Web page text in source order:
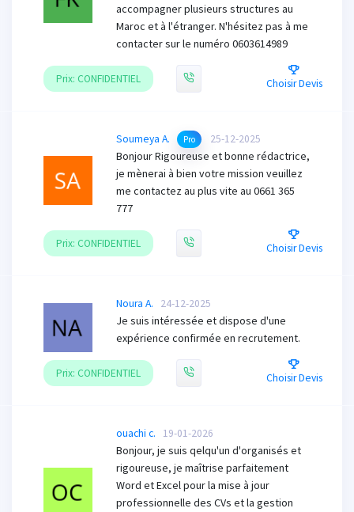
accompagner plusieurs structures au
Maroc et à l'étranger. N'hésitez pas à me
contacter sur le numéro 0603614989
Prix: CONFIDENTIEL Choisir Devis
Soumeya A. Pro 25-12-2025
Bonjour Rigoureuse et bonne rédactrice,
je mènerai à bien votre mission veuillez
me contactez au plus vite au 0661 365
777
Prix: CONFIDENTIEL Choisir Devis
Noura A. 24-12-2025
Je suis intéressée et dispose d'une
expérience confirmée en recrutement.
Prix: CONFIDENTIEL Choisir Devis
ouachi c. 19-01-2026
Bonjour, je suis qelqu'un d'organisés et
rigoureuse, je maîtrise parfaitement
Word et Excel pour la mise à jour
professionnelle des CVs et la gestion